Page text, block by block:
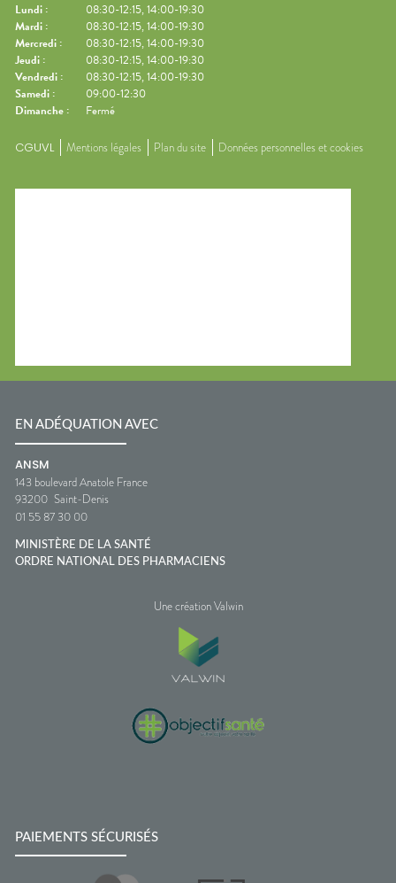
Lundi :
08:30-12:15, 14:00-19:30
Mardi :
08:30-12:15, 14:00-19:30
Mercredi :
08:30-12:15, 14:00-19:30
Jeudi :
08:30-12:15, 14:00-19:30
Vendredi :
08:30-12:15, 14:00-19:30
Samedi :
09:00-12:30
Dimanche : Fermé
CGUVL Mentions légales Plan du site Données personnelles et cookies
EN ADÉQUATION AVEC
ANSM
143 boulevard Anatole France
93200 Saint-Denis
01 55 87 30 00
MINISTÈRE DE LA SANTÉ
ORDRE NATIONAL DES PHARMACIENS
Une création Valwin
PAIEMENTS SÉCURISÉS